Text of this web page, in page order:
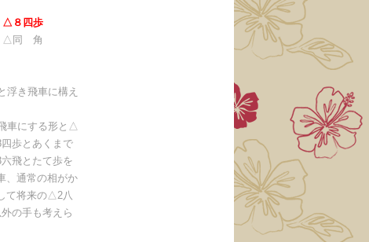
△８四歩
同 角
き飛車に構え
車にする形と△
歩とあくまで
飛とたて歩を
、通常の相がか
て将来の△2八
の手も考えら